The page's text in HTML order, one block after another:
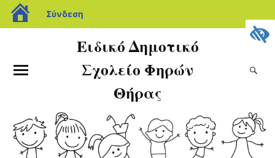
Σύνδεση
Ειδικό Δημοτικό
Σχολείο Φηρών
Θήρας